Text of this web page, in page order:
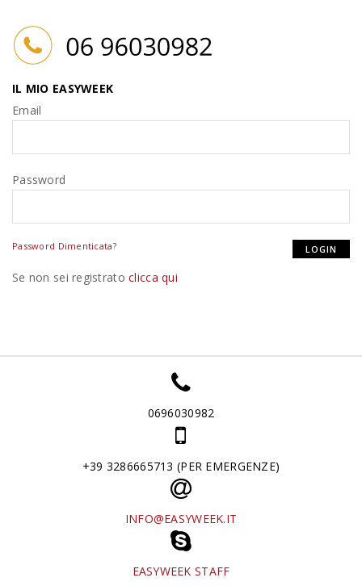
IL MIO EASYWEEK
Email
Password
Password Dimenticata?
Se non sei registratoclicca qui
0696030982
+39 3286665713 (PER EMERGENZE)
INFO@EASYWEEK.IT
EASYWEEK STAFF